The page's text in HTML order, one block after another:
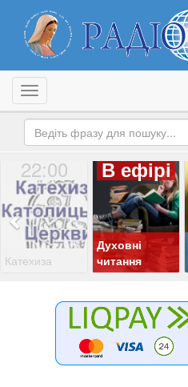
Toggle navigation
22:00
Катехиза
В ефірі
Духовні
читання